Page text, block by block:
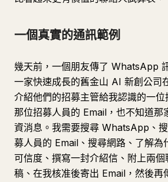
一個真實的通訊範例
幾天前，一個朋友傳了 WhatsApp
一家快速成長的舊金山 AI 新創公司
介紹他們的招募主管給我認識的一
那位招募人員的 Email，也不知道那
資消息。我需要搜尋 WhatsApp、
募人員的 Email、搜尋網路、了解為
可信度、撰寫一封介紹信、附上兩
稿、在我核准後寄出 Email，然後再